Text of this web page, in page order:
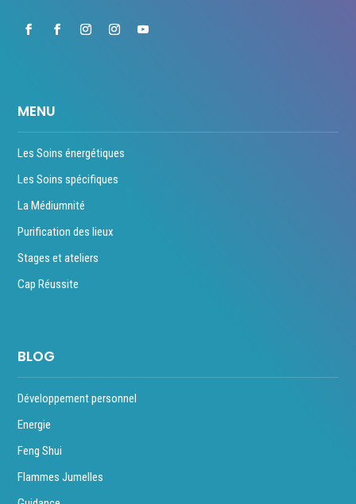
MENU
Les Soins énergétiques
Les Soins spécifiques
La Médiumnité
Purification des lieux
Stages et ateliers
Cap Réussite
BLOG
Développement personnel
Energie
Feng Shui
Flammes Jumelles